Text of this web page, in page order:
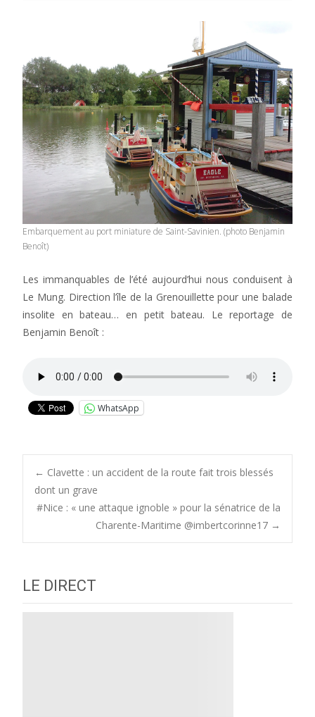
Embarquement au port miniature de Saint-Savinien. (photo Benjamin
Benoît)
Les immanquables de l’été aujourd’hui nous conduisent à
Le Mung. Direction l’île de la Grenouillette pour une balade
insolite en bateau… en petit bateau. Le reportage de
Benjamin Benoît :
WhatsApp
Post
navigation
← Clavette : un accident de la route fait trois blessés
dont un grave
#Nice : « une attaque ignoble » pour la sénatrice de la
Charente-Maritime @imbertcorinne17 →
LE DIRECT